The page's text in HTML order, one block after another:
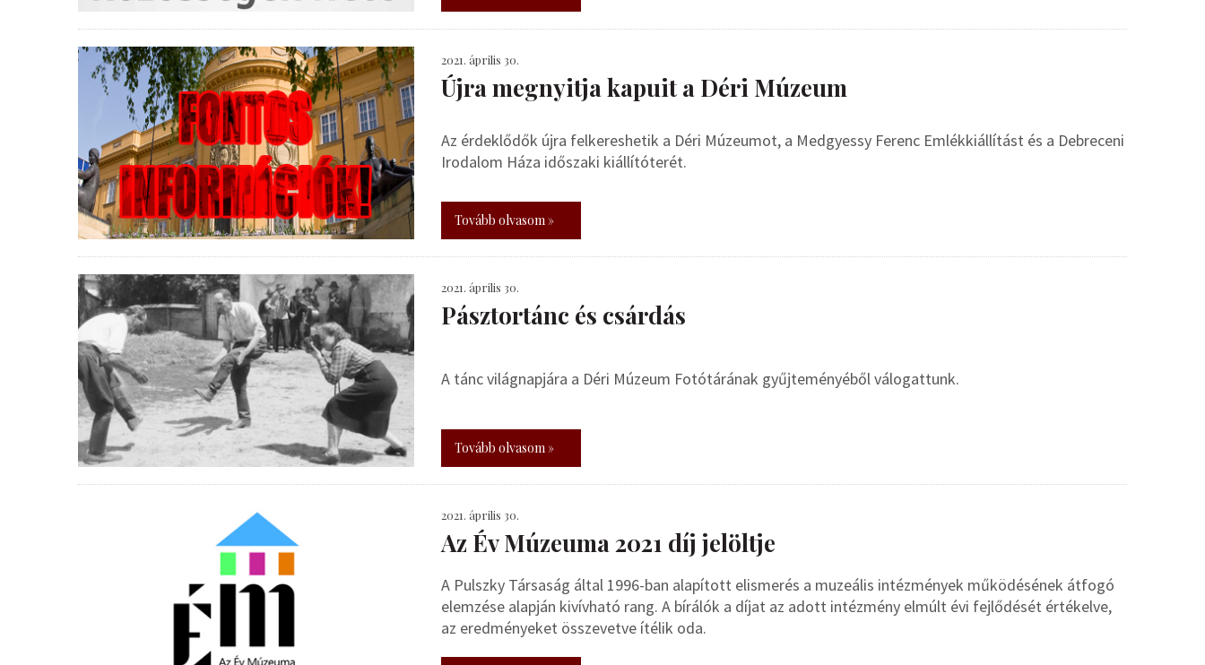
2021. április 30.
Újra megnyitja kapuit a Déri Múzeum
Az érdeklődők újra felkereshetik a Déri Múzeumot, a Medgyessy Ferenc Emlékkiállítást és a Debreceni
Irodalom Háza időszaki kiállítóterét.
Tovább olvasom »
2021. április 30.
Pásztortánc és csárdás
A tánc világnapjára a Déri Múzeum Fotótárának gyűjteményéből válogattunk.
Tovább olvasom »
2021. április 30.
Az Év Múzeuma 2021 díj jelöltje
A Pulszky Társaság által 1996-ban alapított elismerés a muzeális intézmények működésének átfogó
elemzése alapján kivívható rang. A bírálók a díjat az adott intézmény elmúlt évi fejlődését értékelve,
az eredményeket összevetve ítélik oda.